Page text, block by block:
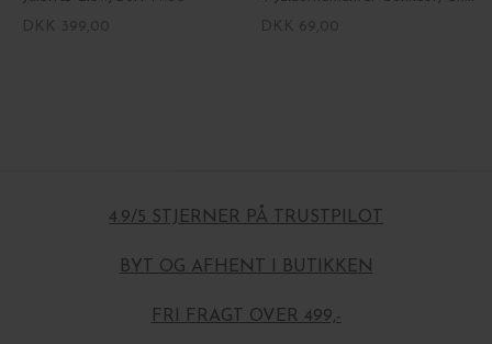
4.9/5 STJERNER PÅ TRUSTPILOT
BYT OG AFHENT I BUTIKKEN
FRI FRAGT OVER 499,-